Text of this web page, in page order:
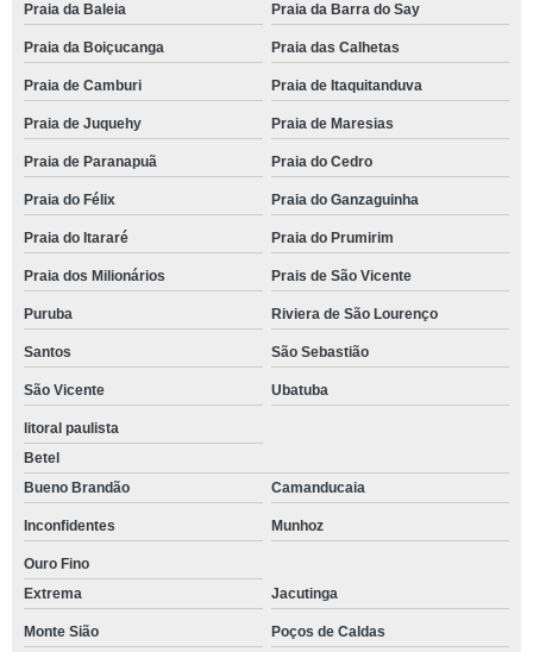
Praia da Baleia Praia da Barra do Say
Praia da Boiçucanga Praia das Calhetas
Praia de Camburi Praia de Itaquitanduva
Praia de Juquehy Praia de Maresias
Praia de Paranapuã Praia do Cedro
Praia do Félix Praia do Ganzaguinha
Praia do Itararé Praia do Prumirim
Praia dos Milionários Prais de São Vicente
Puruba Riviera de São Lourenço
Santos São Sebastião
São Vicente Ubatuba
litoral paulista
Betel
Bueno Brandão
Camanducaia
Inconfidentes Munhoz
Ouro Fino
Extrema
Jacutinga
Monte Sião
Poços de Caldas